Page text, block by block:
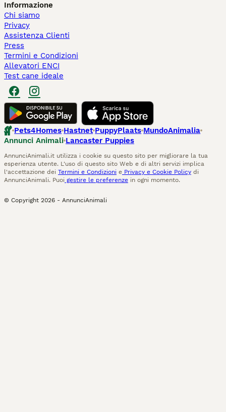
Informazione
Chi siamo
Privacy
Assistenza Clienti
Press
Termini e Condizioni
Allevatori ENCI
Test cane ideale
Pets4Homes Hastnet PuppyPlaats MundoAnimalia
Annunci Animali Lancaster Puppies
AnnunciAnimali.it utilizza i cookie su questo sito per migliorare la tua
esperienza utente. L'uso di questo sito Web e di altri servizi implica
l'accettazione dei Termini e Condizioni e Privacy e Cookie Policy di
AnnunciAnimali. Puoi gestire le preferenze in ogni momento.
© Copyright 2026 - AnnunciAnimali